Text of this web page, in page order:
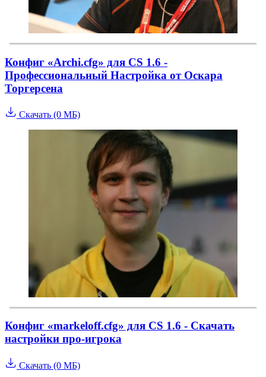
Конфиг «Archi.cfg» для CS 1.6 -
Профессиональный Настройка от Оскара
Торгерсена
Скачать (0 МБ)
Конфиг «markeloff.cfg» для CS 1.6 - Скачать
настройки про-игрока
Скачать (0 МБ)